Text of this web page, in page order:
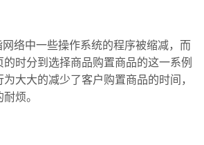
络中一些操作系统的程序被缩减，而
时分到选择商品购置商品的这一系例
大大的减少了客户购置商品的时间，
烦。